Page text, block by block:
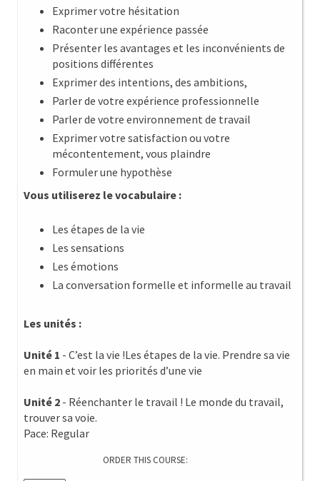
Exprimer votre hésitation
Raconter une expérience passée
Présenter les avantages et les inconvénients de
positions différentes
Exprimer des intentions, des ambitions,
Parler de votre expérience professionnelle
Parler de votre environnement de travail
Exprimer votre satisfaction ou votre
mécontentement, vous plaindre
Formuler une hypothèse
Vous utiliserez le vocabulaire :
Les étapes de la vie
Les sensations
Les émotions
La conversation formelle et informelle au travail
Les unités :
Unité 1 - C’est la vie !Les étapes de la vie. Prendre sa vie
en main et voir les priorités d’une vie
Unité 2 - Réenchanter le travail ! Le monde du travail,
trouver sa voie.
Pace: Regular
ORDER THIS COURSE: